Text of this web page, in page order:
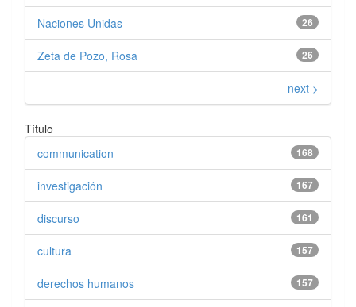
26
Naciones Unidas
26
Zeta de Pozo, Rosa
next >
Título
168
communication
167
investigación
161
discurso
157
cultura
157
derechos humanos